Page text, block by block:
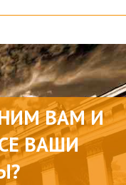
ВАМ И
ВАШИ